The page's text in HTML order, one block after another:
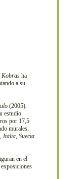
Kobras ha
a su
(2005).
estudio
por 17,5
murales,
, Italia, Suecia
en el